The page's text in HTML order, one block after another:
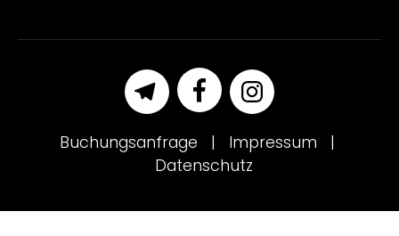
Buchungsanfrage
Impressum
Datenschutz